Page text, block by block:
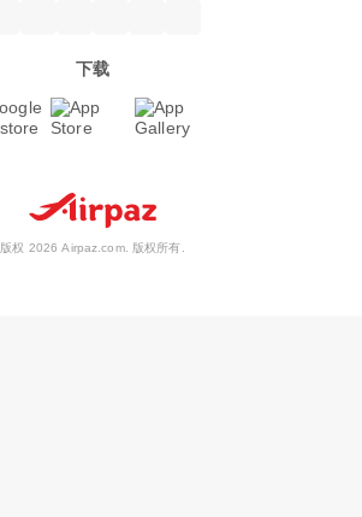
下载
版权 2026 Airpaz.com. 版权所有.